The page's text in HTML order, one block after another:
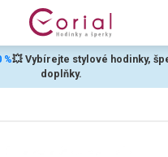
%💥 Vybírejte stylové hodinky,
doplňky.